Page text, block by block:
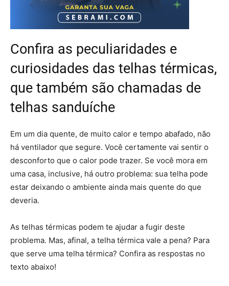
Confira as peculiaridades e
curiosidades das telhas térmicas,
que também são chamadas de
telhas sanduíche
Em um dia quente, de muito calor e tempo abafado, não
há ventilador que segure. Você certamente vai sentir o
desconforto que o calor pode trazer. Se você mora em
uma casa, inclusive, há outro problema: sua telha pode
estar deixando o ambiente ainda mais quente do que
deveria.
As telhas térmicas podem te ajudar a fugir deste
problema. Mas, afinal, a telha térmica vale a pena? Para
que serve uma telha térmica? Confira as respostas no
texto abaixo!